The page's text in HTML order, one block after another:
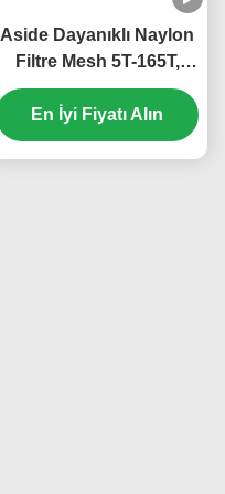
Aside Dayanıklı Naylon
Filtre Mesh 5T-165T,
Beyaz Naylon Ekran
Örgü Kumaş
En İyi Fiyatı Alın